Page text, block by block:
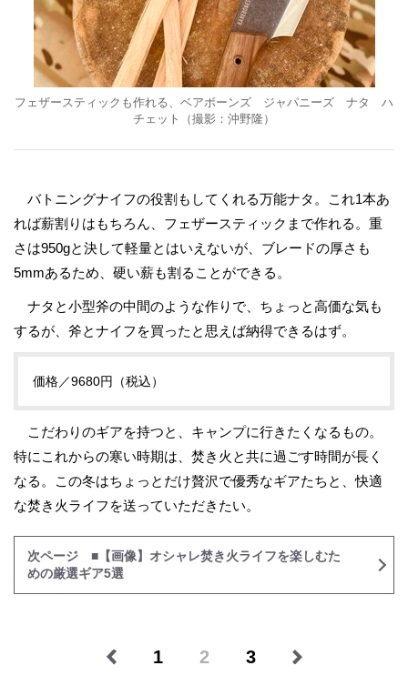
フェザースティックも作れる、ベアボーンズ ジャパニーズ ナタ ハ
チェット（撮影：沖野隆）
バトニングナイフの役割もしてくれる万能ナタ。これ1本あ
れば薪割りはもちろん、フェザースティックまで作れる。重
さは950gと決して軽量とはいえないが、ブレードの厚さも
5mmあるため、硬い薪も割ることができる。
ナタと小型斧の中間のような作りで、ちょっと高価な気も
するが、斧とナイフを買ったと思えば納得できるはず。
価格／9680円（税込）
こだわりのギアを持つと、キャンプに行きたくなるもの。
特にこれからの寒い時期は、焚き火と共に過ごす時間が長く
なる。この冬はちょっとだけ贅沢で優秀なギアたちと、快適
な焚き火ライフを送っていただきたい。
次ページ ■【画像】オシャレ焚き火ライフを楽しむた
めの厳選ギア5選
1 2 3